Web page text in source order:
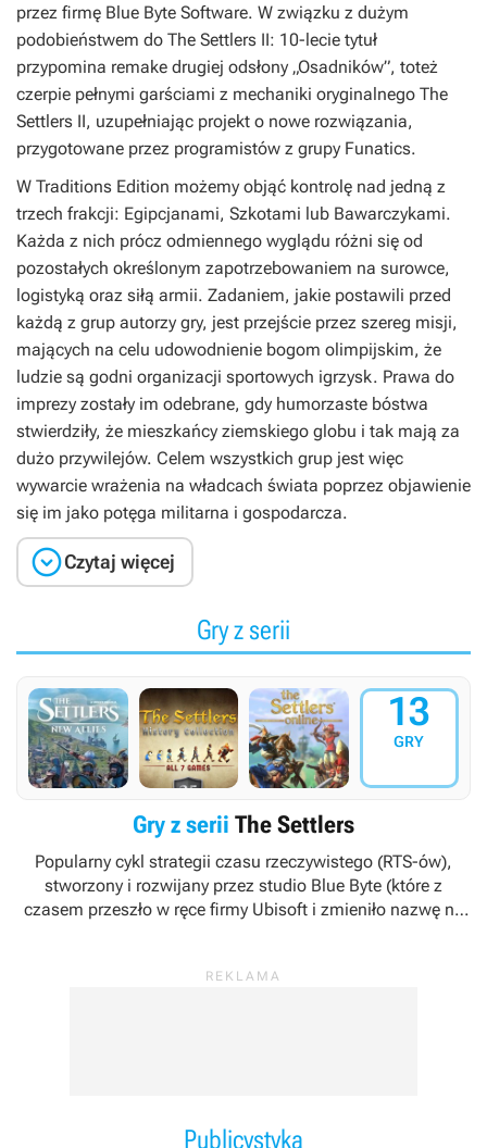
przez firmę Blue Byte Software. W związku z dużym
podobieństwem do The Settlers II: 10-lecie tytuł
przypomina remake drugiej odsłony „Osadników”, toteż
czerpie pełnymi garściami z mechaniki oryginalnego The
Settlers II, uzupełniając projekt o nowe rozwiązania,
przygotowane przez programistów z grupy Funatics.
W Traditions Edition możemy objąć kontrolę nad jedną z
trzech frakcji: Egipcjanami, Szkotami lub Bawarczykami.
Każda z nich prócz odmiennego wyglądu różni się od
pozostałych określonym zapotrzebowaniem na surowce,
logistyką oraz siłą armii. Zadaniem, jakie postawili przed
każdą z grup autorzy gry, jest przejście przez szereg misji,
mających na celu udowodnienie bogom olimpijskim, że
ludzie są godni organizacji sportowych igrzysk. Prawa do
imprezy zostały im odebrane, gdy humorzaste bóstwa
stwierdziły, że mieszkańcy ziemskiego globu i tak mają za
dużo przywilejów. Celem wszystkich grup jest więc
wywarcie wrażenia na władcach świata poprzez objawienie
się im jako potęga militarna i gospodarcza.
Czytaj więcej
Gry z serii
13
GRY
Gry z serii The Settlers
Popularny cykl strategii czasu rzeczywistego (RTS-ów),
stworzony i rozwijany przez studio Blue Byte (które z
czasem przeszło w ręce firmy Ubisoft i zmieniło nazwę na
własną tożsamość: Ubisoft Düsseldorf, Ubisoft Mainz oraz
Publicystyka